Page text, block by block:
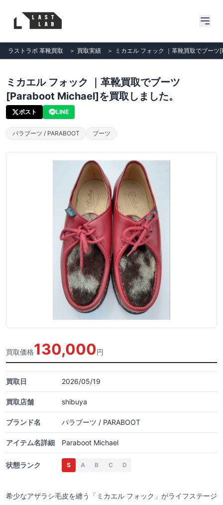
ラストラボ 革靴買取 ＞ 買取実績 ＞ ミカエル フォック ｜革靴買取でブー
ミカエル フォック ｜革靴買取でブーツ
[Paraboot Michael]を買取しました。
ポスト LINE
パラブーツ / PARABOOT ブーツ
買取価格130,000円
買取日 2026/05/19
買取店舗 shibuya
ブランド名 パラブーツ / PARABOOT
アイテム名詳細 Paraboot Michael
状態ランク S A B C D
希少なアザラシ毛皮を纏う「ミカエル フォック」がライフステージ